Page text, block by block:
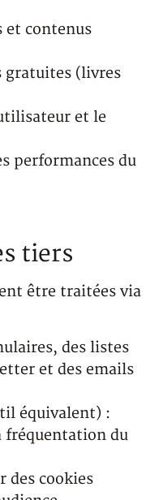
et contenus
gratuites (livres
et le
performances du
tiers
être traitées via
des listes
et des emails
équivalent) :
fréquentation du
des cookies